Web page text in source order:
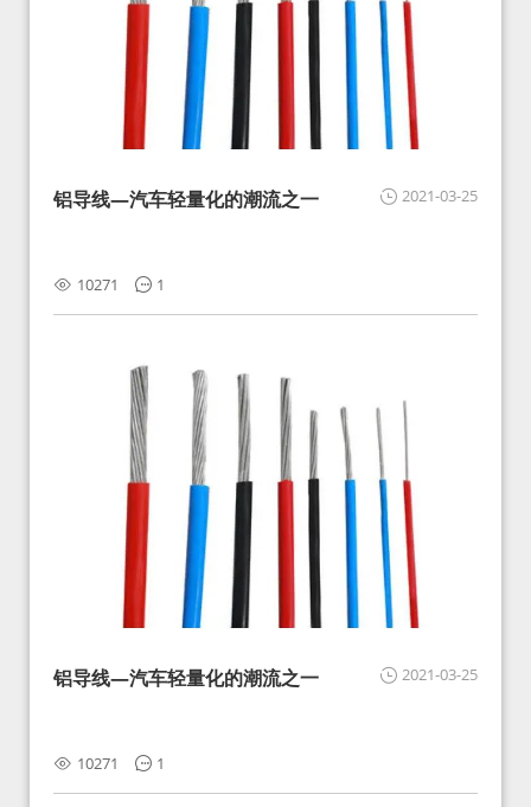
2021-03-25
铝导线—汽车轻量化的潮流之一
10271 1
2021-03-25
铝导线—汽车轻量化的潮流之一
10271 1